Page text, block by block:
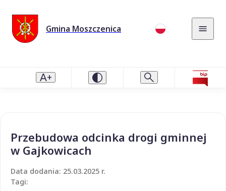
Gmina Moszczenica
Przebudowa odcinka drogi gminnej
w Gajkowicach
Data dodania: 25.03.2025 r.
Tagi: